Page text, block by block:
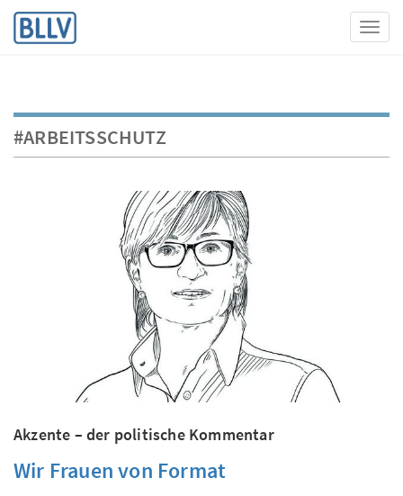
#ARBEITSSCHUTZ
Akzente – der politische Kommentar
Wir Frauen von Format